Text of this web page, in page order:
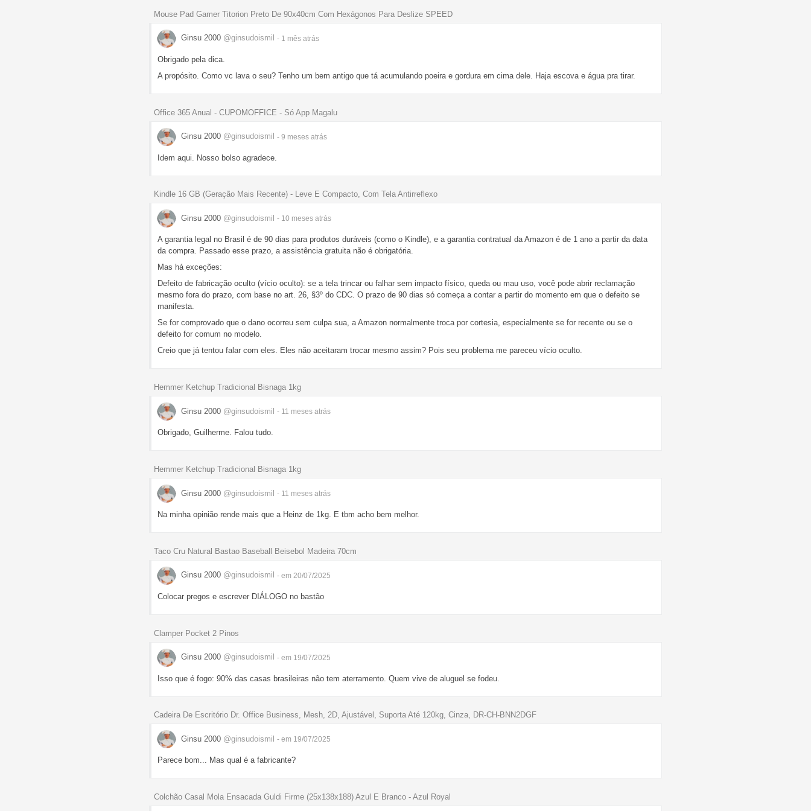
Mouse Pad Gamer Titorion Preto De 90x40cm Com Hexágonos Para Deslize SPEED
Ginsu 2000 @ginsudoismil - 1 mês atrás
Obrigado pela dica.
A propósito. Como vc lava o seu? Tenho um bem antigo que tá acumulando poeira e gordura em cima dele. Haja escova e água pra tirar.
Office 365 Anual - CUPOMOFFICE - Só App Magalu
Ginsu 2000 @ginsudoismil - 9 meses atrás
Idem aqui. Nosso bolso agradece.
Kindle 16 GB (Geração Mais Recente) - Leve E Compacto, Com Tela Antirreflexo
Ginsu 2000 @ginsudoismil - 10 meses atrás
A garantia legal no Brasil é de 90 dias para produtos duráveis (como o Kindle), e a garantia contratual da Amazon é de 1 ano a partir da data
da compra. Passado esse prazo, a assistência gratuita não é obrigatória.
Mas há exceções:
Defeito de fabricação oculto (vício oculto): se a tela trincar ou falhar sem impacto físico, queda ou mau uso, você pode abrir reclamação
mesmo fora do prazo, com base no art. 26, §3º do CDC. O prazo de 90 dias só começa a contar a partir do momento em que o defeito se
manifesta.
Se for comprovado que o dano ocorreu sem culpa sua, a Amazon normalmente troca por cortesia, especialmente se for recente ou se o
defeito for comum no modelo.
Creio que já tentou falar com eles. Eles não aceitaram trocar mesmo assim? Pois seu problema me pareceu vício oculto.
Hemmer Ketchup Tradicional Bisnaga 1kg
Ginsu 2000 @ginsudoismil - 11 meses atrás
Obrigado, Guilherme. Falou tudo.
Hemmer Ketchup Tradicional Bisnaga 1kg
Ginsu 2000 @ginsudoismil - 11 meses atrás
Na minha opinião rende mais que a Heinz de 1kg. E tbm acho bem melhor.
Taco Cru Natural Bastao Baseball Beisebol Madeira 70cm
Ginsu 2000 @ginsudoismil - em 20/07/2025
Colocar pregos e escrever DIÁLOGO no bastão
Clamper Pocket 2 Pinos
Ginsu 2000 @ginsudoismil - em 19/07/2025
Isso que é fogo: 90% das casas brasileiras não tem aterramento. Quem vive de aluguel se fodeu.
Cadeira De Escritório Dr. Office Business, Mesh, 2D, Ajustável, Suporta Até 120kg, Cinza, DR-CH-BNN2DGF
Ginsu 2000 @ginsudoismil - em 19/07/2025
Parece bom... Mas qual é a fabricante?
Colchão Casal Mola Ensacada Guldi Firme (25x138x188) Azul E Branco - Azul Royal